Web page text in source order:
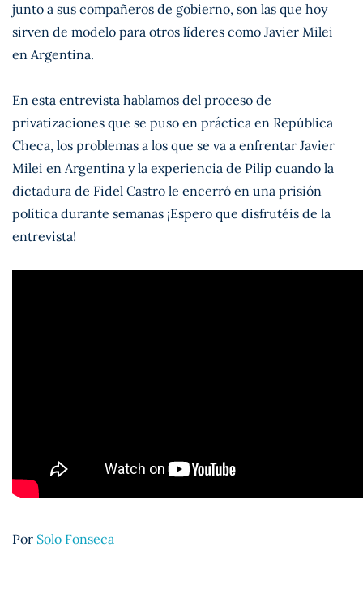
junto a sus compañeros de gobierno, son las que hoy
sirven de modelo para otros líderes como Javier Milei
en Argentina.
En esta entrevista hablamos del proceso de
privatizaciones que se puso en práctica en República
Checa, los problemas a los que se va a enfrentar Javier
Milei en Argentina y la experiencia de Pilip cuando la
dictadura de Fidel Castro le encerró en una prisión
política durante semanas ¡Espero que disfrutéis de la
entrevista!
Por Solo Fonseca